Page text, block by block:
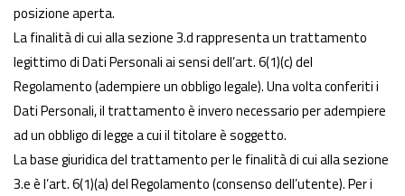
posizione aperta.
La finalità di cui alla sezione 3.d rappresenta un trattamento
legittimo di Dati Personali ai sensi dell’art. 6(1)(c) del
Regolamento (adempiere un obbligo legale). Una volta conferiti i
Dati Personali, il trattamento è invero necessario per adempiere
ad un obbligo di legge a cui il titolare è soggetto.
La base giuridica del trattamento per le finalità di cui alla sezione
3.e è l’art. 6(1)(a) del Regolamento (consenso dell’utente). Per i